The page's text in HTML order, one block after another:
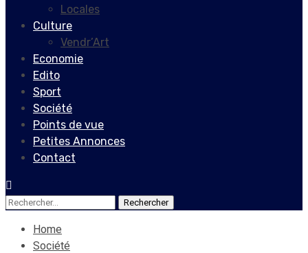
Locales
Culture
Vendr’Art
Economie
Edito
Sport
Société
Points de vue
Petites Annonces
Contact
Rechercher :
Home
Société